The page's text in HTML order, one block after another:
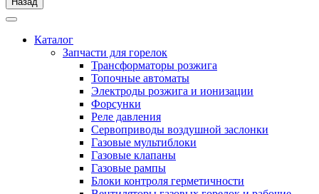
Каталог
Запчасти для горелок
Трансформаторы розжига
Топочные автоматы
Электроды розжига и ионизации
Форсунки
Реле давления
Сервоприводы воздушной заслонки
Газовые мультиблоки
Газовые клапаны
Газовые рампы
Блоки контроля герметичности